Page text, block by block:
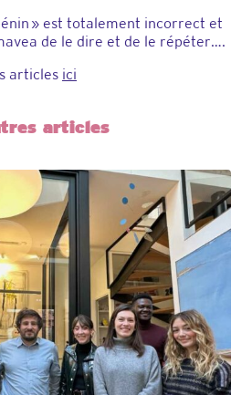
» est totalement incorrect et
de le dire et de le répéter….
articles ici
articles